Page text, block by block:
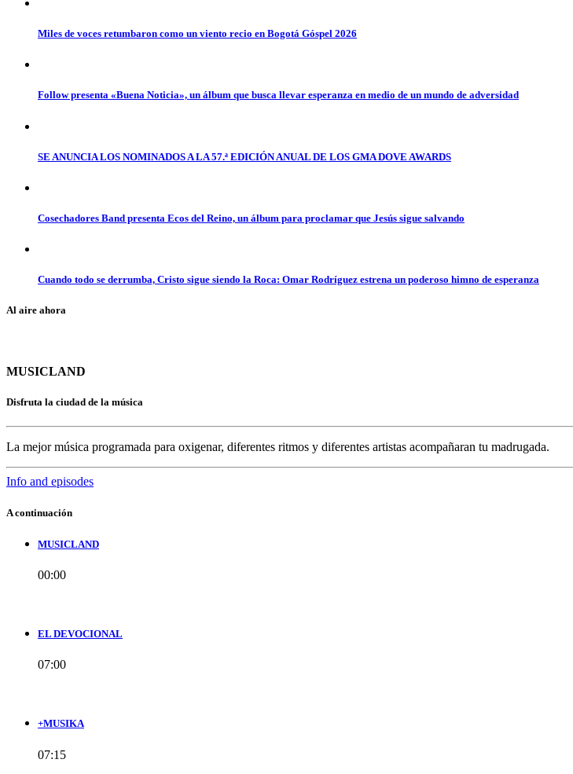
Miles de voces retumbaron como un viento recio en Bogotá Góspel 2026
Follow presenta «Buena Noticia», un álbum que busca llevar esperanza en medio de un mundo de adversidad
SE ANUNCIA LOS NOMINADOS A LA 57.ª EDICIÓN ANUAL DE LOS GMA DOVE AWARDS
Cosechadores Band presenta Ecos del Reino, un álbum para proclamar que Jesús sigue salvando
Cuando todo se derrumba, Cristo sigue siendo la Roca: Omar Rodríguez estrena un poderoso himno de esperanza
Al aire ahora
MUSICLAND
Disfruta la ciudad de la música
La mejor música programada para oxigenar, diferentes ritmos y diferentes artistas acompañaran tu madrugada.
Info and episodes
A continuación
MUSICLAND
00:00
EL DEVOCIONAL
07:00
+MUSIKA
07:15